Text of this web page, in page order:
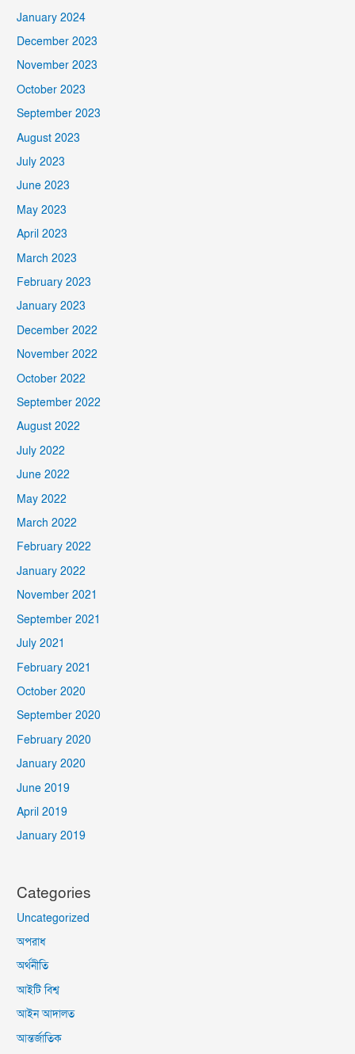
January 2024
December 2023
November 2023
October 2023
September 2023
August 2023
July 2023
June 2023
May 2023
April 2023
March 2023
February 2023
January 2023
December 2022
November 2022
October 2022
September 2022
August 2022
July 2022
June 2022
May 2022
March 2022
February 2022
January 2022
November 2021
September 2021
July 2021
February 2021
October 2020
September 2020
February 2020
January 2020
June 2019
April 2019
January 2019
Categories
Uncategorized
অপরাধ
অর্থনীতি
আইটি বিশ্ব
আইন আদালত
আন্তর্জাতিক